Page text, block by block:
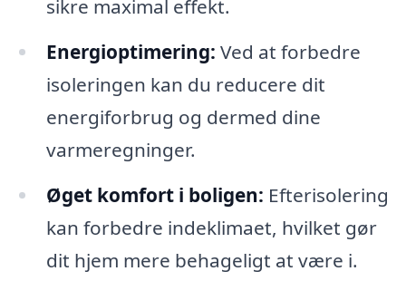
sikre maximal effekt.
Energioptimering: Ved at forbedre
isoleringen kan du reducere dit
energiforbrug og dermed dine
varmeregninger.
Øget komfort i boligen: Efterisolering
kan forbedre indeklimaet, hvilket gør
dit hjem mere behageligt at være i.